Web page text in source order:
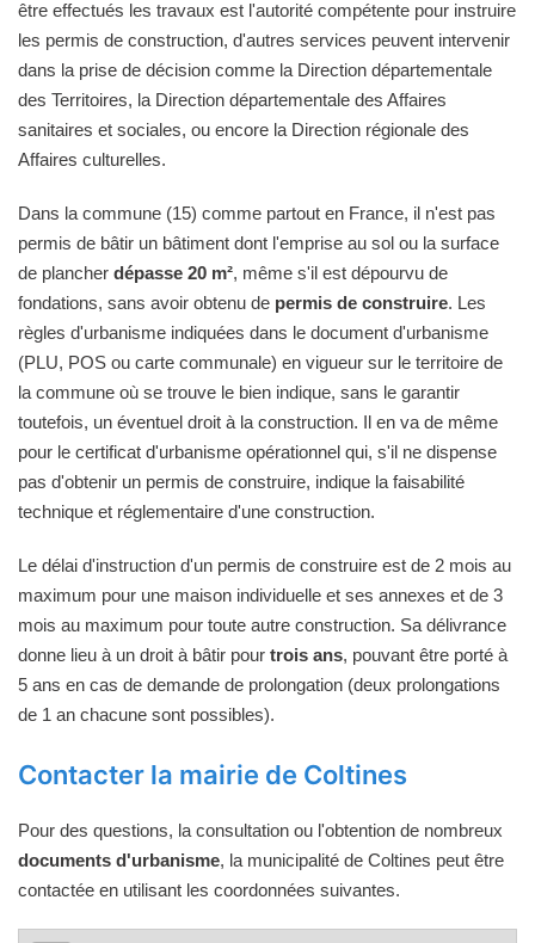
être effectués les travaux est l'autorité compétente pour instruire
les permis de construction, d'autres services peuvent intervenir
dans la prise de décision comme la Direction départementale
des Territoires, la Direction départementale des Affaires
sanitaires et sociales, ou encore la Direction régionale des
Affaires culturelles.
Dans la commune (15) comme partout en France, il n'est pas
permis de bâtir un bâtiment dont l'emprise au sol ou la surface
de plancher dépasse 20 m², même s'il est dépourvu de
fondations, sans avoir obtenu de permis de construire. Les
règles d'urbanisme indiquées dans le document d'urbanisme
(PLU, POS ou carte communale) en vigueur sur le territoire de
la commune où se trouve le bien indique, sans le garantir
toutefois, un éventuel droit à la construction. Il en va de même
pour le certificat d'urbanisme opérationnel qui, s'il ne dispense
pas d'obtenir un permis de construire, indique la faisabilité
technique et réglementaire d'une construction.
Le délai d'instruction d'un permis de construire est de 2 mois au
maximum pour une maison individuelle et ses annexes et de 3
mois au maximum pour toute autre construction. Sa délivrance
donne lieu à un droit à bâtir pour trois ans, pouvant être porté à
5 ans en cas de demande de prolongation (deux prolongations
de 1 an chacune sont possibles).
Contacter la mairie de Coltines
Pour des questions, la consultation ou l'obtention de nombreux
documents d'urbanisme, la municipalité de Coltines peut être
contactée en utilisant les coordonnées suivantes.